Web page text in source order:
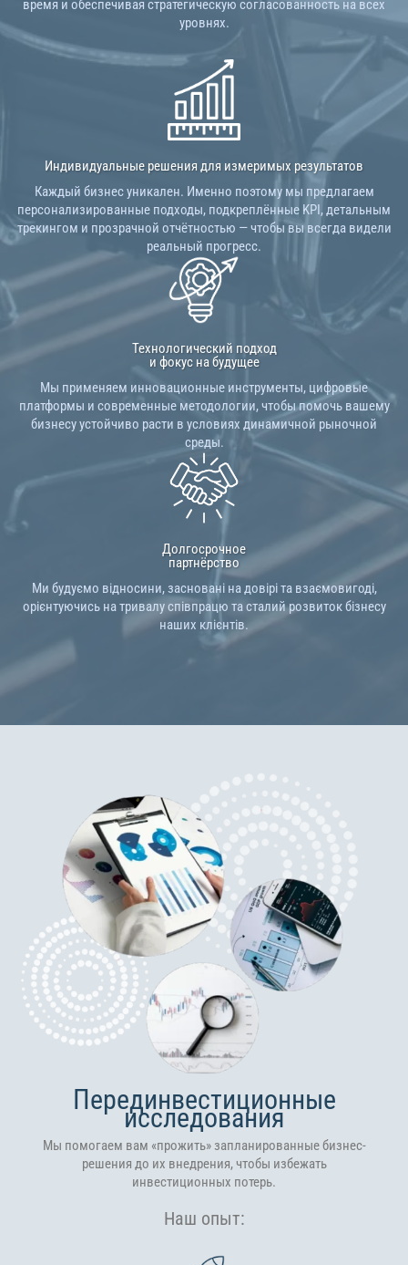
время и обеспечивая стратегическую согласованность на всех
уровнях.
Индивидуальные решения для измеримых результатов
Каждый бизнес уникален. Именно поэтому мы предлагаем
персонализированные подходы, подкреплённые KPI, детальным
трекингом и прозрачной отчётностью — чтобы вы всегда видели
реальный прогресс.
Технологический подход
и фокус на будущее
Мы применяем инновационные инструменты, цифровые
платформы и современные методологии, чтобы помочь вашему
бизнесу устойчиво расти в условиях динамичной рыночной
среды.
Долгосрочное
партнёрство
Ми будуємо відносини, засновані на довірі та взаємовигоді,
орієнтуючись на тривалу співпрацю та сталий розвиток бізнесу
наших клієнтів.
Перединвестиционные
исследования
Мы помогаем вам «прожить» запланированные бизнес-
решения до их внедрения, чтобы избежать
инвестиционных потерь.
Наш опыт: